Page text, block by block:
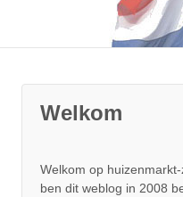
Welkom
Welkom op
ben dit weblog in 2008